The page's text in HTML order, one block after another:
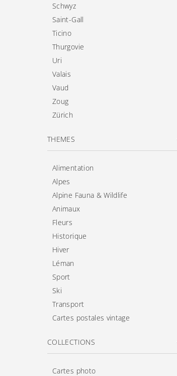
Schwyz
Saint-Gall
Ticino
Thurgovie
Uri
Valais
Vaud
Zoug
Zürich
THEMES
Alimentation
Alpes
Alpine Fauna & Wildlife
Animaux
Fleurs
Historique
Hiver
Léman
Sport
Ski
Transport
Cartes postales vintage
COLLECTIONS
Cartes photo